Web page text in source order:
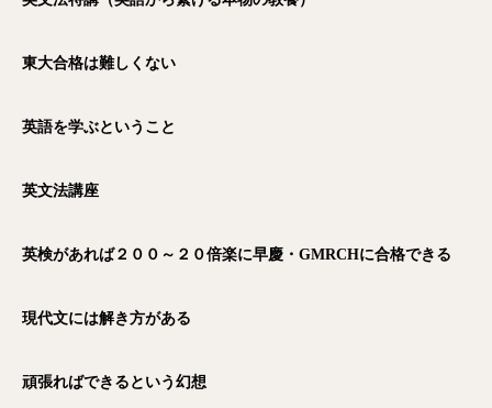
東大合格は難しくない
英語を学ぶということ
英文法講座
英検があれば２００～２０倍楽に早慶・GMRCHに合格できる
現代文には解き方がある
頑張ればできるという幻想